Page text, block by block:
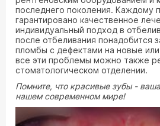
последнего поколения. Каждому
гарантировано качественное
индивидуальный подход в
после отбеливания понадобится
пломбы с дефектами на новые или
все эти проблемы можно также
стоматологическом отделении.
Помните, что красивые зубы -
нашем современном мире!